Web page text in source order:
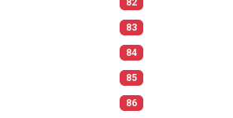
82
83
84
85
86